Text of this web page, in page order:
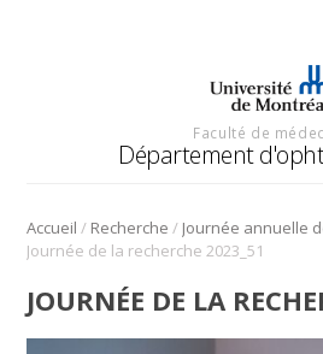
Faculté de
Département
Accueil / Recherche /
Journée de la recherche 2023_51
JOURNÉE DE LA